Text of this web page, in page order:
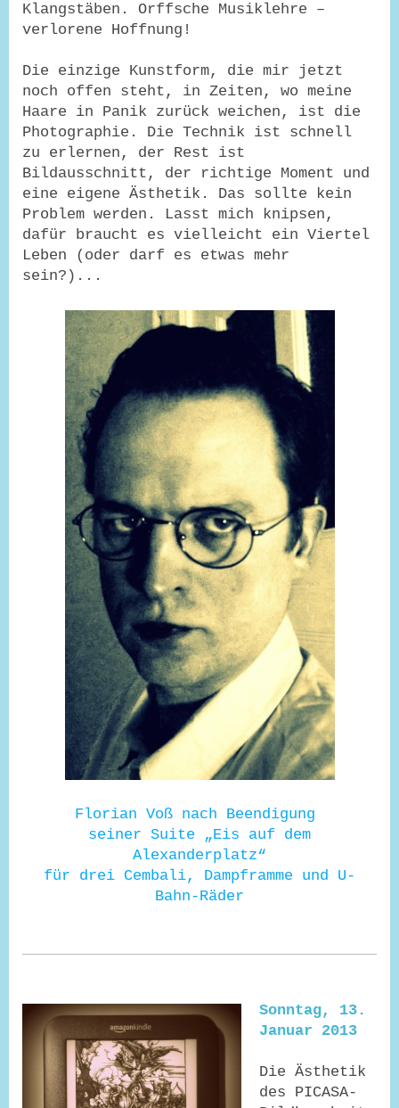
Klangstäben. Orffsche Musiklehre –
verlorene Hoffnung!
Die einzige Kunstform, die mir jetzt
noch offen steht, in Zeiten, wo meine
Haare in Panik zurück weichen, ist die
Photographie. Die Technik ist schnell
zu erlernen, der Rest ist
Bildausschnitt, der richtige Moment und
eine eigene Ästhetik. Das sollte kein
Problem werden. Lasst mich knipsen,
dafür braucht es vielleicht ein Viertel
Leben (oder darf es etwas mehr
sein?)...
Florian Voß nach Beendigung
seiner Suite „Eis auf dem
Alexanderplatz“
für drei Cembali, Dampframme und U-
Bahn-Räder
Sonntag, 13.
Januar 2013
Die Ästhetik
des PICASA-